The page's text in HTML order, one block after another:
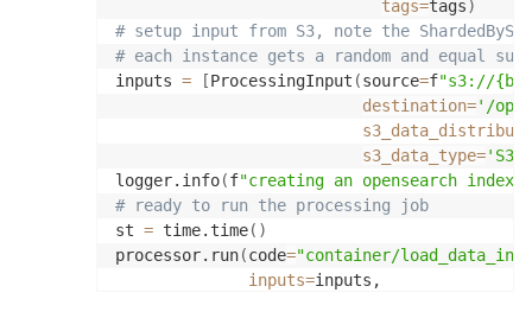
tags=tags)
# setup input from S3, note the
# each instance gets a random and equal
inputs = [ProcessingInput (source=f"s3://
destination='/opt/
s3_data_type=
logger.info(f"creating an opensearch index
# ready to run the processing job
st = time.time( )
processor.run(code="container/
inputs=inputs,